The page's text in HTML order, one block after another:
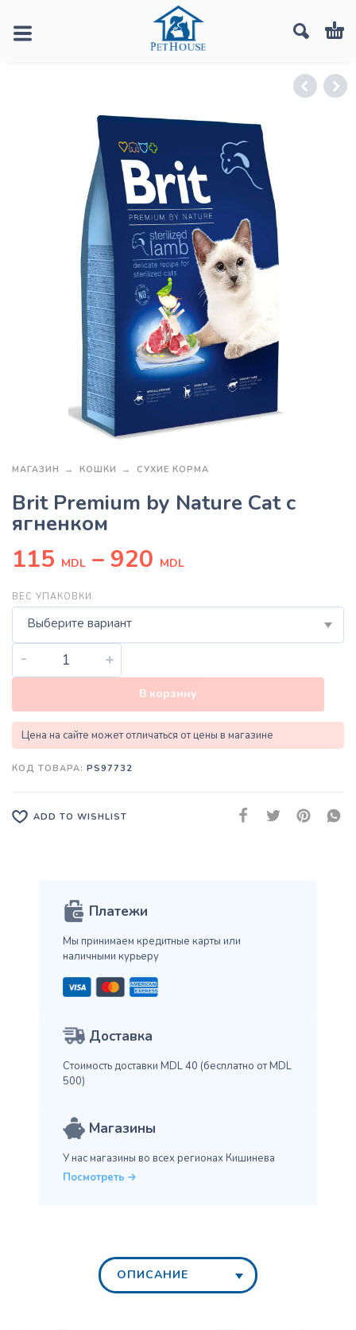
МАГАЗИН КОШКИ СУХИЕ КОРМА
Brit Premium by Nature Cat с
ягненком
115 MDL –920 MDL
ВЕС УПАКОВКИ
Выберите вариант
- +
В корзину
Цена на сайте может отличаться от цены в магазине
КОД ТОВАРА: PS97732
ADD TO WISHLIST
Платежи
Мы принимаем кредитные карты или
наличными курьеру
Доставка
Стоимость доставки MDL 40 (бесплатно от MDL
500)
Магазины
У нас магазины во всех регионах Кишинева
Посмотреть
ОПИСАНИЕ